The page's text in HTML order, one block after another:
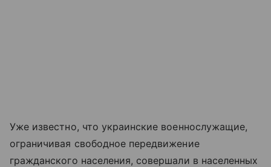
Уже известно, что украинские военнослужащие,
ограничивая свободное передвижение
гражданского населения, совершали в населенных